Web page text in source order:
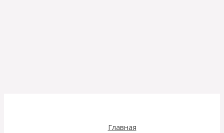
Главная